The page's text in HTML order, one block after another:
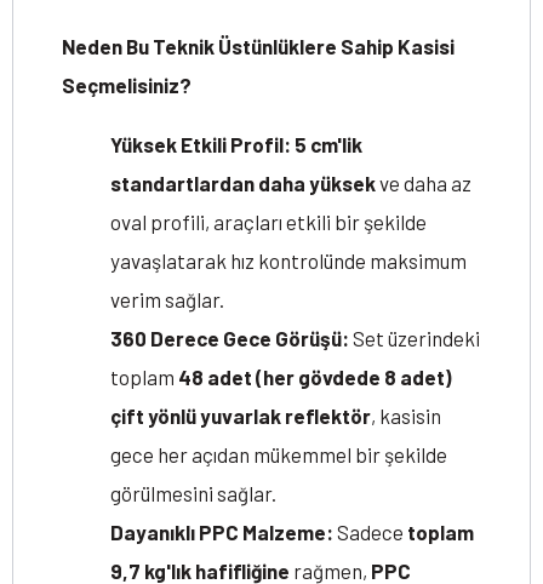
Neden Bu Teknik Üstünlüklere Sahip Kasisi
Seçmelisiniz?
Yüksek Etkili Profil: 5 cm'lik
standartlardan daha yüksekve daha az
oval profili, araçları etkili bir şekilde
yavaşlatarak hız kontrolünde maksimum
verim sağlar.
360 Derece Gece Görüşü: Set üzerindeki
toplam 48 adet (her gövdede 8 adet)
çift yönlü yuvarlak reflektör, kasisin
gece her açıdan mükemmel bir şekilde
görülmesini sağlar.
Dayanıklı PPC Malzeme: Sadece toplam
9,7 kg'lık hafifliğine rağmen, PPC